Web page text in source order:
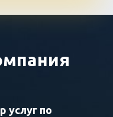
услуг по